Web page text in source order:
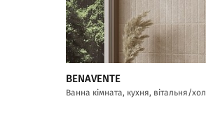
BENAVENTE
Ванна кімната, кухня, вітальня/хол